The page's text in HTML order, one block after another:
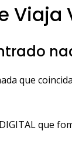
Viaja
que
que